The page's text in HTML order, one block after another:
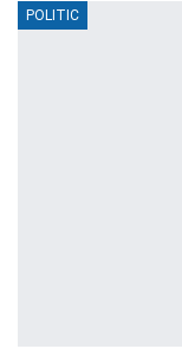
POLITIC